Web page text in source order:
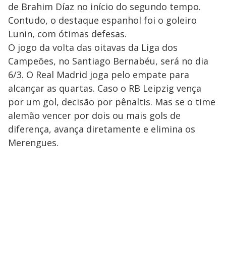
de Brahim Díaz no início do segundo tempo.
Contudo, o destaque espanhol foi o goleiro
Lunin, com ótimas defesas.
O jogo da volta das oitavas da Liga dos
Campeões, no Santiago Bernabéu, será no dia
6/3. O Real Madrid joga pelo empate para
alcançar as quartas. Caso o RB Leipzig vença
por um gol, decisão por pênaltis. Mas se o time
alemão vencer por dois ou mais gols de
diferença, avança diretamente e elimina os
Merengues.